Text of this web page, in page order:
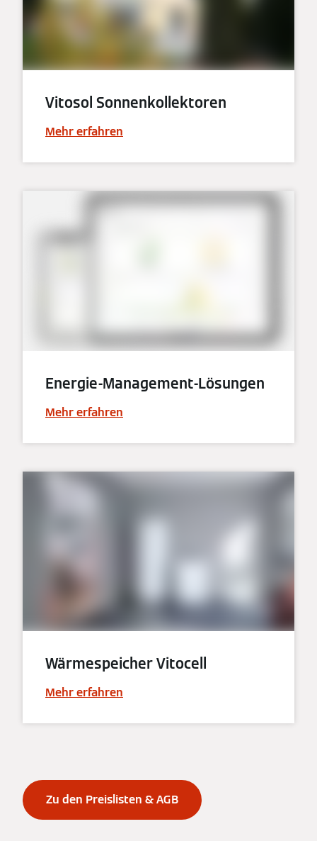
Vitosol Sonnenkollektoren
Mehr erfahren
Energie-Management-Lösungen
Mehr erfahren
Wärmespeicher Vitocell
Mehr erfahren
Zu den Preislisten & AGB